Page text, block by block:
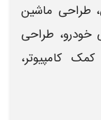
، طراحی ماشین
خودرو، طراحی
کامپیوتر،